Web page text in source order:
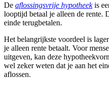
De aflossingsvrije hypotheekis
looptijd betaal je alleen de rente.
einde terugbetalen.
Het belangrijkste voordeel is
je alleen rente betaalt. Voor
uitgeven, kan deze
wel zeker weten dat je aan het
aflossen.